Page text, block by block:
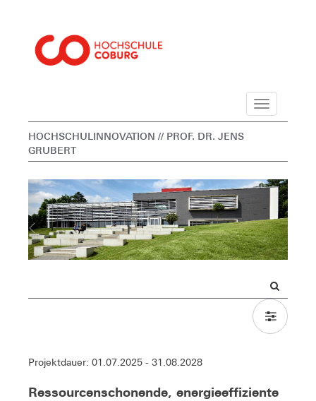
Navigation
HOCHSCHULINNOVATION // PROF. DR. JENS
GRUBERT
Projektdauer: 01.07.2025 - 31.08.2028
Ressourcenschonende, energieeffiziente